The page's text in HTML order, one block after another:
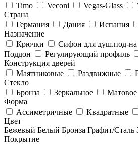
Timo
Veconi Vegas-Glass
Страна
Германия
Дания Испания
Назначение
Крючки
Сифон для душ.под-на
Поддон
Регулирующий профиль
Конструкция дверей
Маятниковые
Раздвижные
Стекло
Бронза
Зеркальное Матовое
Форма
Ассиметричные
Квадратные
Цвет
Бежевый Белый Бронза Графит/Сталь
Покрытие